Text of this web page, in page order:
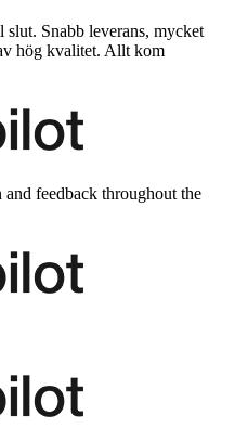
Snabb leverans, mycket
hög kvalitet. Allt kom
feedback throughout the